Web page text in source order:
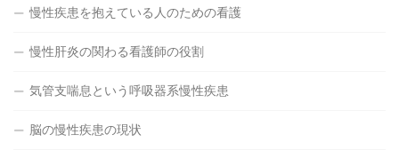
慢性疾患を抱えている人のための看護
慢性肝炎の関わる看護師の役割
気管支喘息という呼吸器系慢性疾患
脳の慢性疾患の現状